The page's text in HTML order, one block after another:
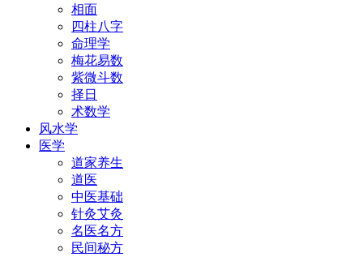
相面
四柱八字
命理学
梅花易数
紫微斗数
择日
术数学
风水学
医学
道家养生
道医
中医基础
针灸艾灸
名医名方
民间秘方